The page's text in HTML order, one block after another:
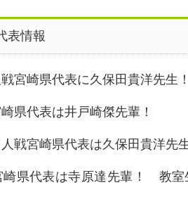
表情報
宮崎県代表に久保田貴洋先生！
県代表は井戸崎傑先輩！
戦宮崎県代表は久保田貴洋先生
崎県代表は寺原達先輩！ 教